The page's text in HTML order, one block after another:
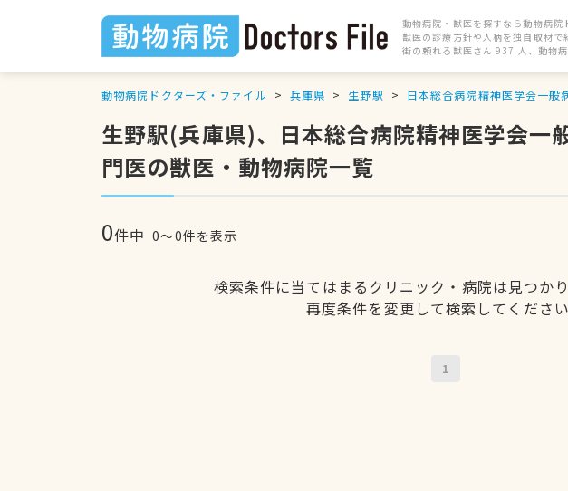
動物病院・獣医を探すなら動物病院
獣医の診療方針や人柄を独自取材で
街の頼れる獣医さん 937 人、動物
動物病院ドクターズ・ファイル 兵庫県 生野駅 日本総合病院精神医学会一般
生野駅(兵庫県)、日本総合病院精神医学会一
門医の獣医・動物病院一覧
0件中 0〜0件を表示
検索条件に当てはまるクリニック・病院は見つかり
再度条件を変更して検索してください
1